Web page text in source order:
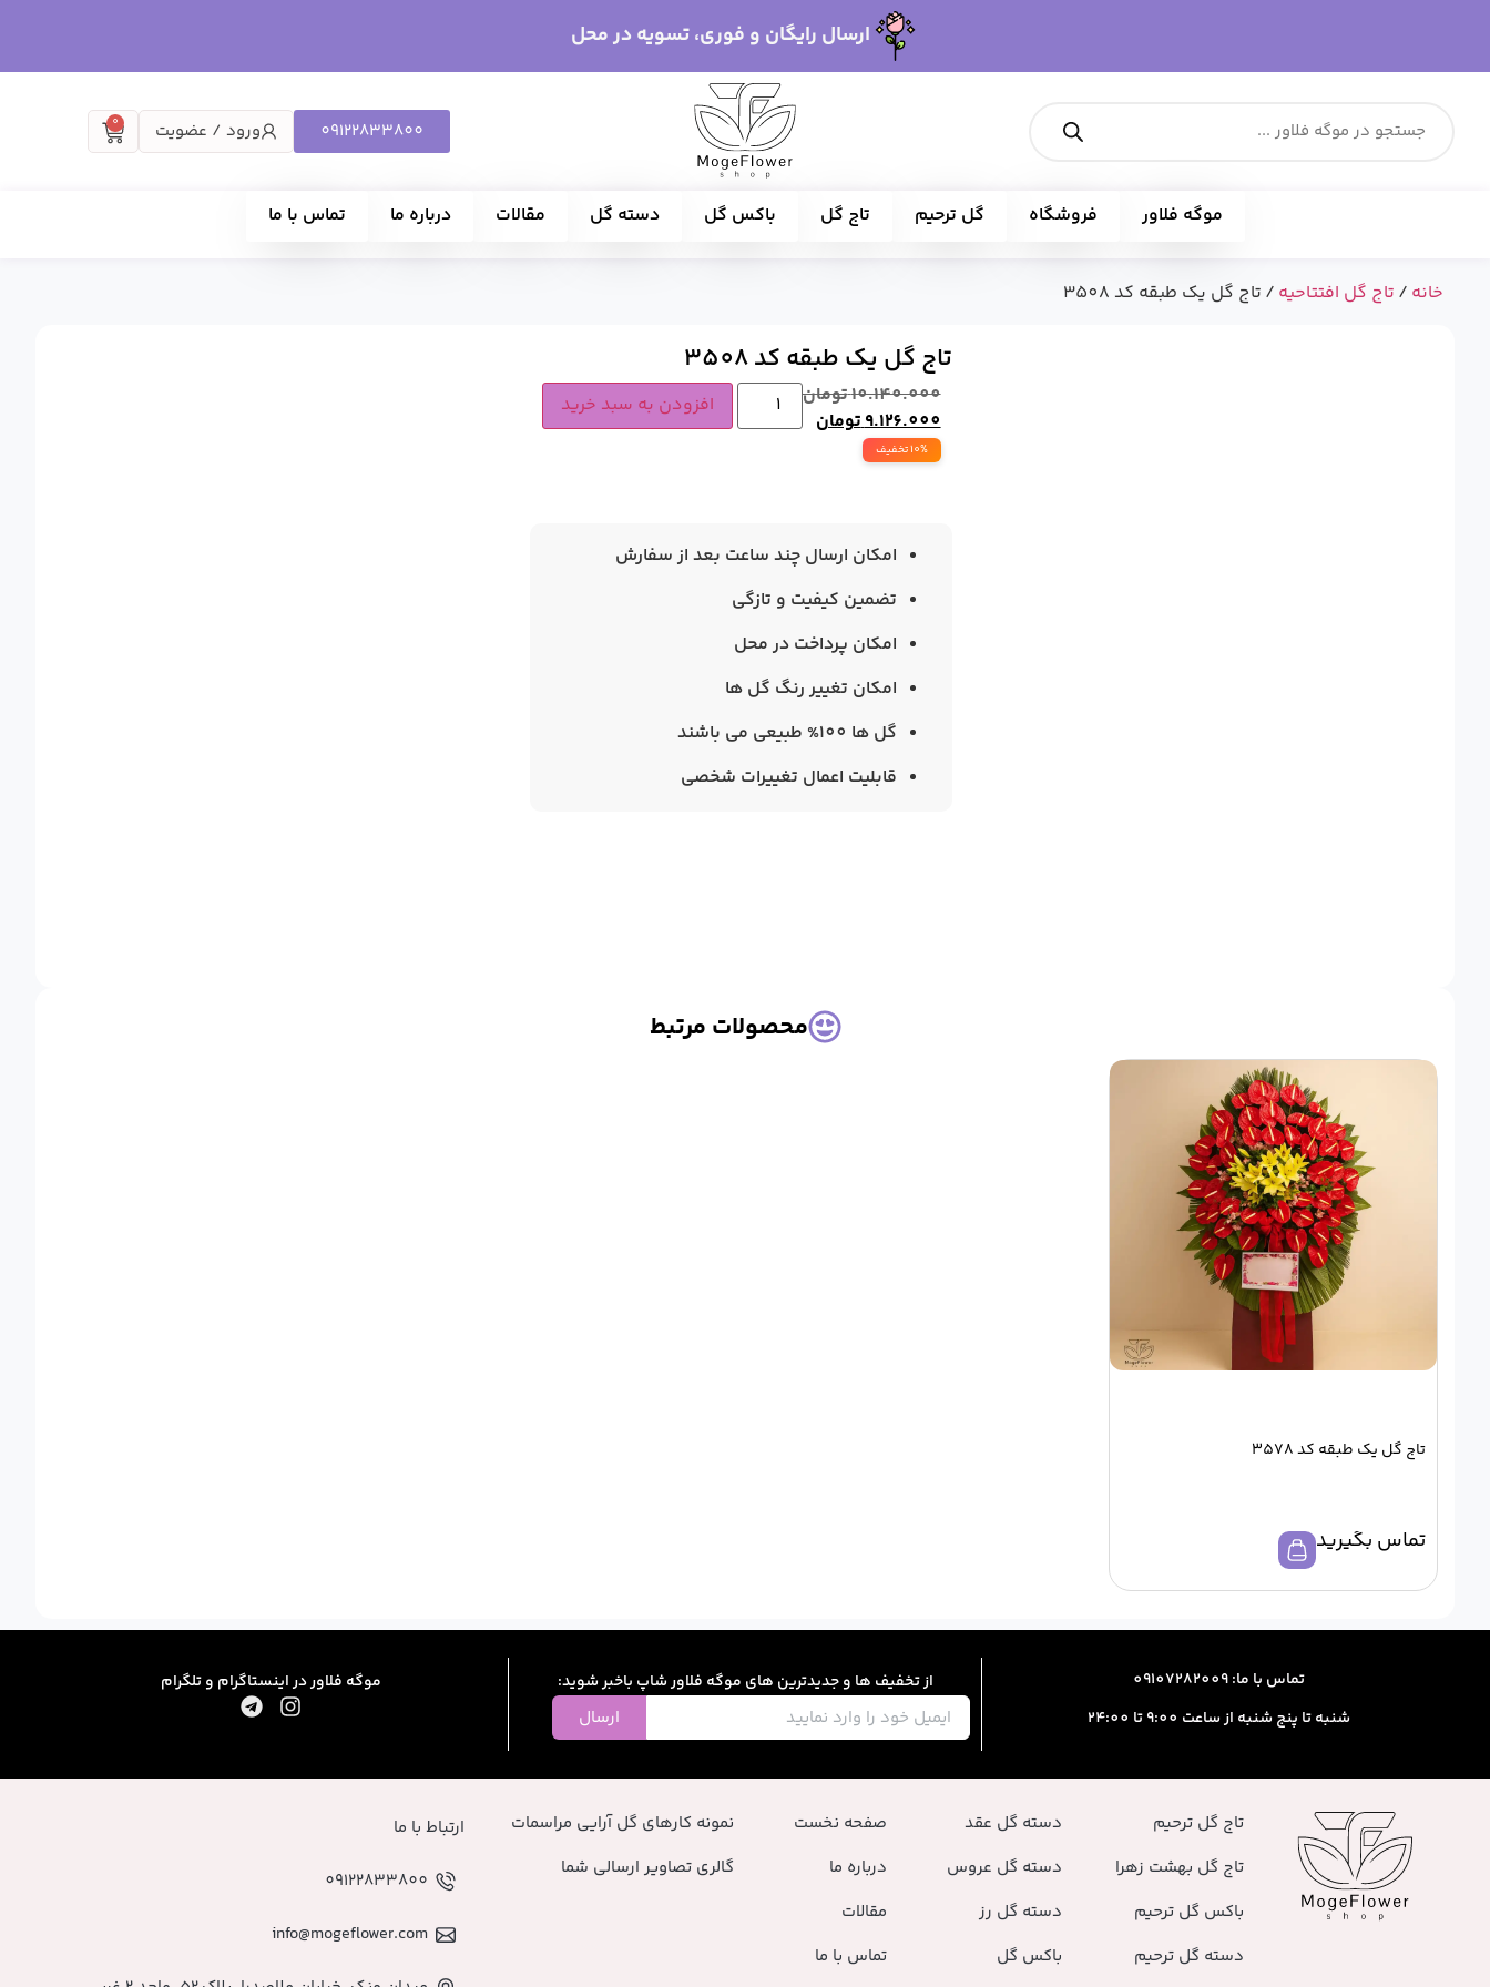
ارسال رایگان و فوری، تسویه در محل
09122833800 ورود / عضویت 0
موگه فلاور فروشگاه گل ترحیم تاج گل باکس گل دسته گل مقالات درباره ما تماس با ما
خانه / تاج گل افتتاحیه / تاج گل یک طبقه کد 3508
تاج گل یک طبقه کد 3508
10.140.000تومان
9.126.000تومان
10% تخفیف
افزودن به سبد خرید
امکان ارسال چند ساعت بعد از سفارش
تضمین کیفیت و تازگی
امکان پرداخت در محل
امکان تغییر رنگ گل ها
گل ها 100% طبیعی می باشند
قابلیت اعمال تغییرات شخصی
محصولات مرتبط
تاج گل یک طبقه کد 3578
تماس بگیرید
تماس با ما: 09107282009
شنبه تا پنج شنبه از ساعت 9:00 تا 24:00
از تخفیف ها و جدیدترین های موگه فلاور شاپ باخبر شوید:
ارسال
موگه فلاور در اینستاگرام و تلگرام
تاج گل ترحیم
تاج گل بهشت زهرا
باکس گل ترحیم
دسته گل ترحیم
دسته گل عقد
دسته گل عروس
دسته گل رز
باکس گل
صفحه نخست
درباره ما
مقالات
تماس با ما
نمونه کارهای گل آرایی مراسمات
گالری تصاویر ارسالی شما
ارتباط با ما
09122833800
info@mogeflower.com